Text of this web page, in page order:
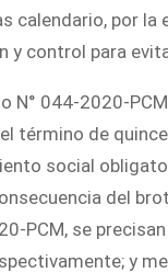
calendario, por
y control para
N° 044-2020-
término de
social
del
PCM, se
y